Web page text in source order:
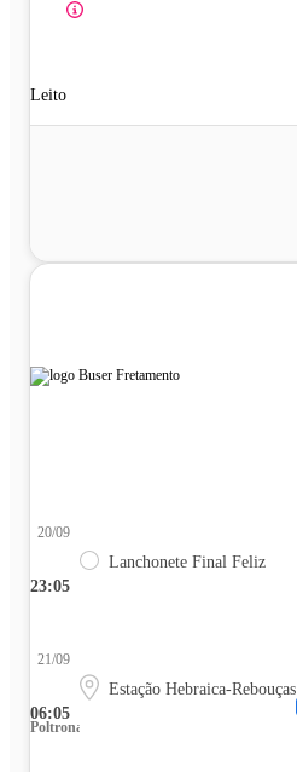
Leito
23:05
20/09
Lanchonete Final Feliz
06:05
21/09
Estação Hebraica-Rebouças
Poltrona